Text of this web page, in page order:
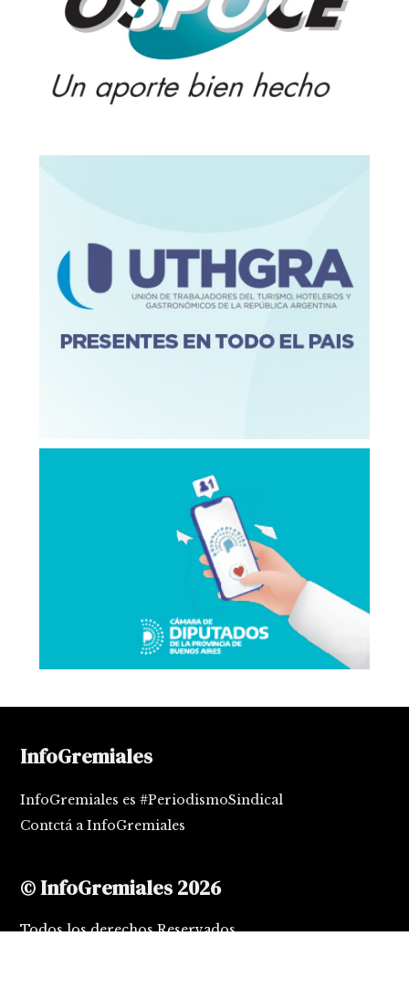
InfoGremiales
InfoGremiales es #PeriodismoSindical
Contctá a InfoGremiales
© InfoGremiales 2026
Todos los derechos Reservados